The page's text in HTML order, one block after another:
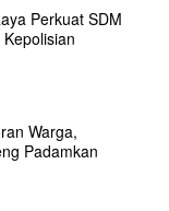
Perkuat SDM
Warga,
Padamkan